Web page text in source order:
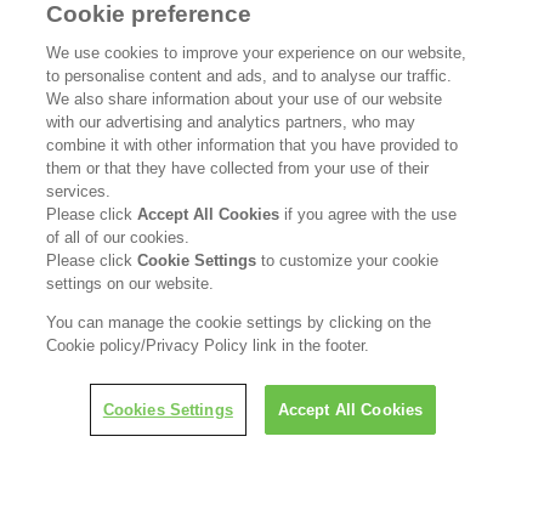
Home 花王について
サステナビリティ イノベーション
ニュースルーム 採用情報
利用者情報の外部送信 ソーシャルメディアポリシー
Cookie preference
We use cookies to improve your experience on our website,
to personalise content and ads, and to analyse our traffic.
We also share information about your use of our website
with our advertising and analytics partners, who may
combine it with other information that you have provided to
them or that they have collected from your use of their
services.
Please clickAccept All Cookies if you agree with the use
of all of our cookies.
Please clickCookie Settingsto customize your cookie
settings on our website.
You can manage the cookie settings by clicking on the
Cookie policy/Privacy Policy link in the footer.
Cookies Settings Accept All Cookies